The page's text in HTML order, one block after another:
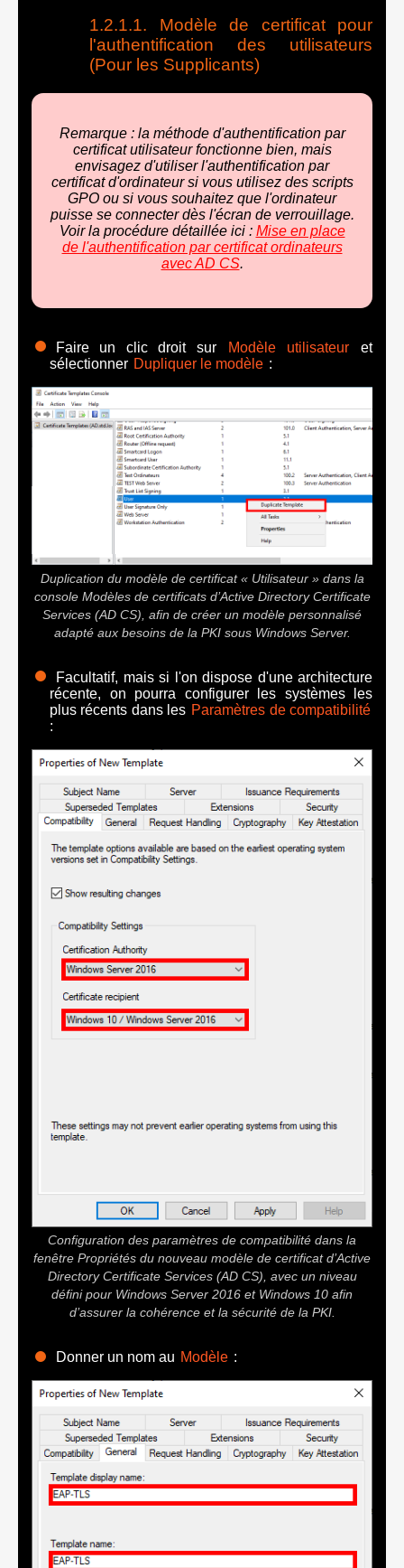
Modèle de certificat pour
l'authentification des utilisateurs
(Pour les Supplicants)
Remarque : la méthode d'authentification par
certificat utilisateur fonctionne bien, mais
envisagez d'utiliser l'authentification par
certificat d'ordinateur si vous utilisez des scripts
GPO ou si vous souhaitez que l'ordinateur
puisse se connecter dès l'écran de verrouillage.
Voir la procédure détaillée ici : Mise en place
de l'authentification par certificat ordinateurs
avec AD CS.
Faire un clic droit sur Modèle utilisateur
et
sélectionner Dupliquer le modèle :
Duplication du modèle de certificat « Utilisateur » dans la
console Modèles de certificats d’Active Directory Certificate
Services (AD CS), afin de créer un modèle personnalisé
adapté aux besoins de la PKI sous Windows Server.
Facultatif, mais si l'on dispose d'une architecture
récente, on pourra configurer les systèmes les
plus récents dans les Paramètres de compatibilité
:
Configuration des paramètres de compatibilité dans la
fenêtre Propriétés du nouveau modèle de certificat d’Active
Directory Certificate Services (AD CS), avec un niveau
défini pour Windows Server 2016 et Windows 10 afin
d’assurer la cohérence et la sécurité de la PKI.
Donner un nom au Modèle :